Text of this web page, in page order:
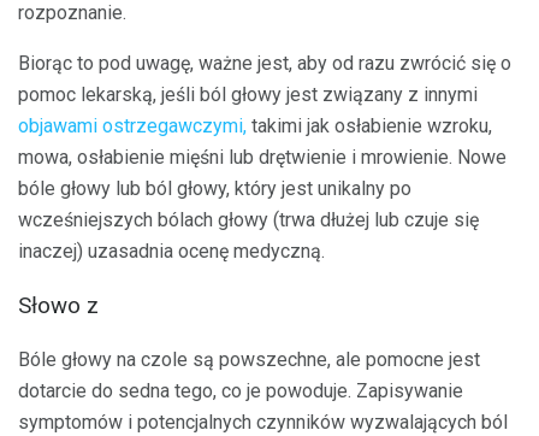
rozpoznanie.
Biorąc to pod uwagę, ważne jest, aby od razu zwrócić się o
pomoc lekarską, jeśli ból głowy jest związany z innymi
objawami ostrzegawczymi, takimi jak osłabienie wzroku,
mowa, osłabienie mięśni lub drętwienie i mrowienie. Nowe
bóle głowy lub ból głowy, który jest unikalny po
wcześniejszych bólach głowy (trwa dłużej lub czuje się
inaczej) uzasadnia ocenę medyczną.
Słowo z
Bóle głowy na czole są powszechne, ale pomocne jest
dotarcie do sedna tego, co je powoduje. Zapisywanie
symptomów i potencjalnych czynników wyzwalających ból